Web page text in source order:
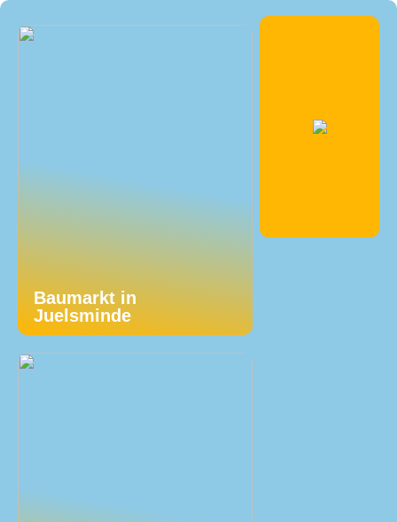
Baumarkt in
Juelsminde